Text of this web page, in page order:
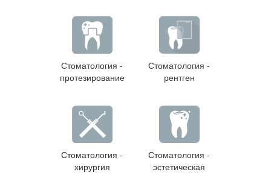
Стоматология -
протезирование
Стоматология -
рентген
Стоматология -
хирургия
Стоматология -
эстетическая